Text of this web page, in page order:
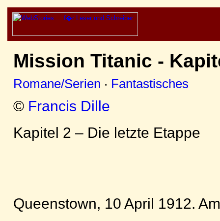
Mission Titanic -
Romane/Serien · Fantastisches
© Francis Dille
Kapitel 2 – Die letzte Etappe
Queenstown, 10 April 1912.